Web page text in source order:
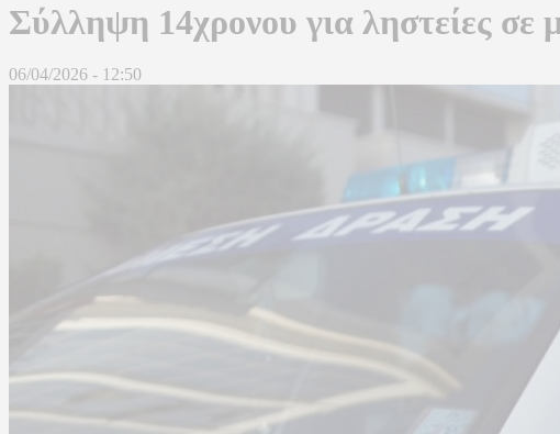
Σύλληψη 14χρονου για ληστείες σε
06/04/2026 - 12:50